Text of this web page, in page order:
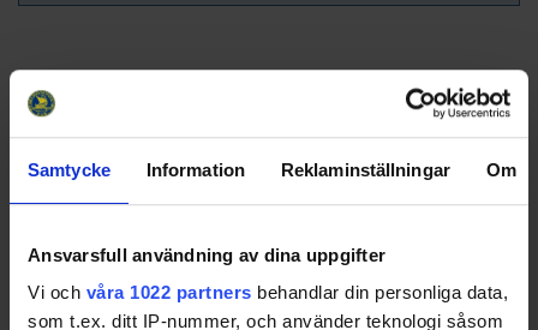
Samtycke Information Reklaminställningar Om
Ansvarsfull användning av dina uppgifter
Vi och våra 1022 partners behandlar din personliga data,
som t.ex. ditt IP-nummer, och använder teknologi såsom
Swehockey – Svenska Ishockeyförbundets officiella app
Swehockey ger dig tillgång till nyheter, livebevakning